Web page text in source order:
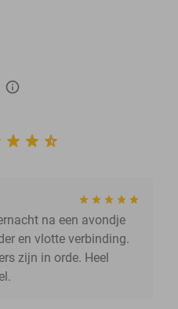
info_outlined
na een avondje
en vlotte verbinding.
zijn in orde. Heel